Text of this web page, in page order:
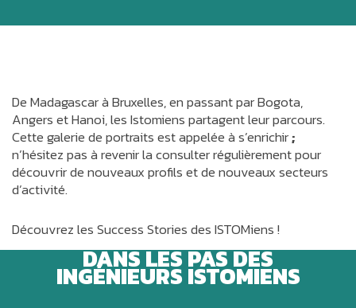
De Madagascar à Bruxelles, en passant par Bogota,
Angers et Hanoi, les Istomiens partagent leur parcours.
Cette galerie de portraits est appelée à s’enrichir;
n’hésitez pas à revenir la consulter régulièrement pour
découvrir de nouveaux profils et de nouveaux secteurs
d’activité.
Découvrez les Success Stories des ISTOMiens !
DANS LES PAS DES
INGÉNIEURS ISTOMIENS